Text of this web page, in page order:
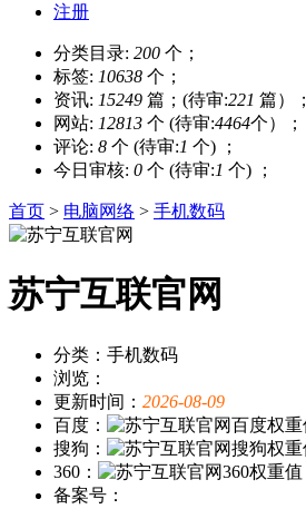
注册
分类目录: 200 个；
标签: 10638 个；
资讯: 15249 篇；(待审:221 篇）；
网站: 12813 个 (待审:4464个）；
评论: 8 个 (待审:1 个) ；
今日审核: 0 个 (待审:1 个) ；
首页 > 电脑网络 > 手机数码
苏宁互联官网
分类：手机数码
浏览：
更新时间： 2026-08-09
百度：
搜狗：
360：
备案号：